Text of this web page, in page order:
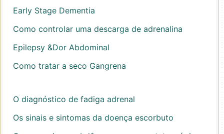
Early Stage Dementia
Como controlar uma descarga de adrenalina
Epilepsy &Dor Abdominal
Como tratar a seco Gangrena
O diagnóstico de fadiga adrenal
Os sinais e sintomas da doença escorbuto